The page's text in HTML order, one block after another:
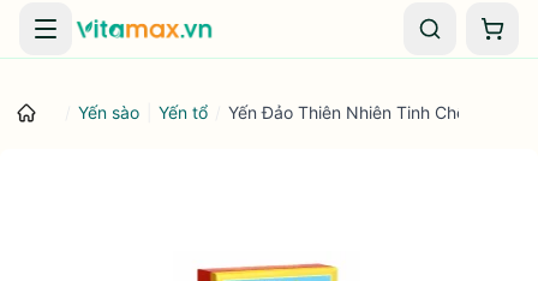
Danh mục Giỏ
Yến sào Yến tổ Yến Đảo Thiên Nhiên Tinh Chế Hộp